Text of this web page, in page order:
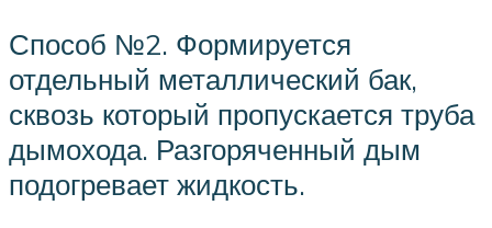
Способ №2. Формируется
отдельный металлический бак,
сквозь который пропускается труба
дымохода. Разгоряченный дым
подогревает жидкость.